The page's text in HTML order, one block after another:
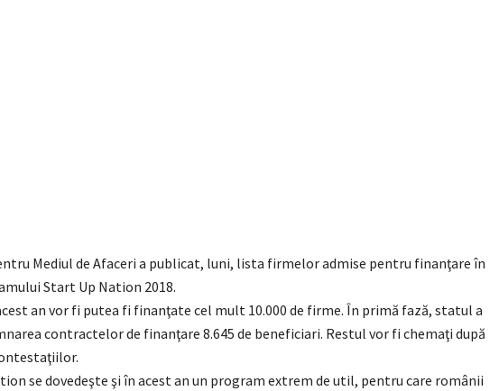
Mediul de Afaceri a publicat, luni, lista firmelor admise pentru finanţare în
Start Up Nation 2018.
an vor fi putea fi finanţate cel mult 10.000 de firme. În primă fază, statul a
contractelor de finanţare 8.645 de beneficiari. Restul vor fi chemaţi după
se dovedeşte şi în acest an un program extrem de util, pentru care românii